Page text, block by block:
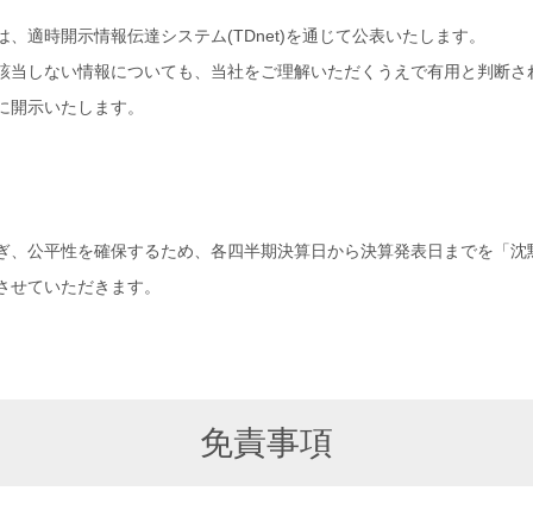
適時開示情報伝達システム(TDnet)を通じて公表いたします。
当しない情報についても、当社をご理解いただくうえで有用と判断
示いたします。
、公平性を確保するため、各四半期決算日から決算発表日までを「
ていただきます。
免責事項